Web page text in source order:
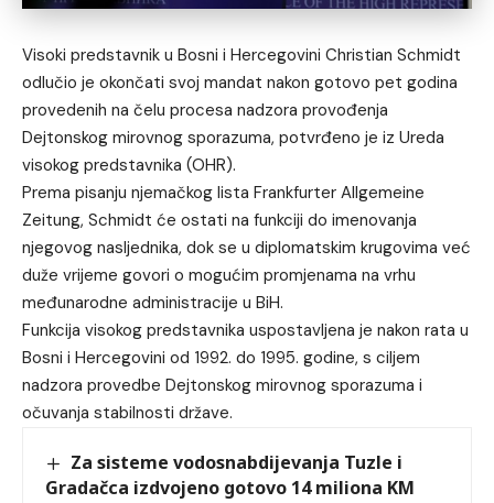
Visoki predstavnik u Bosni i Hercegovini Christian Schmidt
odlučio je okončati svoj mandat nakon gotovo pet godina
provedenih na čelu procesa nadzora provođenja
Dejtonskog mirovnog sporazuma, potvrđeno je iz Ureda
visokog predstavnika (OHR).
Prema pisanju njemačkog lista Frankfurter Allgemeine
Zeitung, Schmidt će ostati na funkciji do imenovanja
njegovog nasljednika, dok se u diplomatskim krugovima već
duže vrijeme govori o mogućim promjenama na vrhu
međunarodne administracije u BiH.
Funkcija visokog predstavnika uspostavljena je nakon rata u
Bosni i Hercegovini od 1992. do 1995. godine, s ciljem
nadzora provedbe Dejtonskog mirovnog sporazuma i
očuvanja stabilnosti države.
Za sisteme vodosnabdijevanja Tuzle i
Gradačca izdvojeno gotovo 14 miliona KM